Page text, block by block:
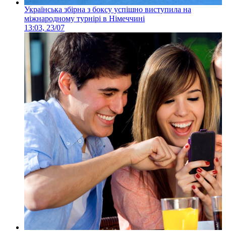
Українська збірна з боксу успішно виступила на
міжнародному турнірі в Німеччині
13:03, 23/07